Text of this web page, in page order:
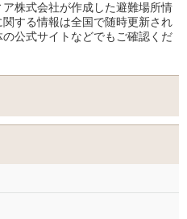
株式会社が作成した避難場所情
する情報は全国で随時更新され
公式サイトなどでもご確認くだ